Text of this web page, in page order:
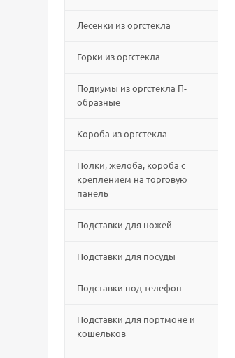
Лесенки из оргстекла
Горки из оргстекла
Подиумы из оргстекла П-
образные
Короба из оргстекла
Полки, желоба, короба с
креплением на торговую
панель
Подставки для ножей
Подставки для посуды
Подставки под телефон
Подставки для портмоне и
кошельков